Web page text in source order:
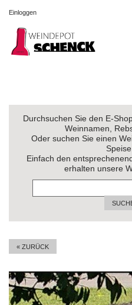
Einloggen
Durchsuchen Sie den E-
Weinnamen,
Oder suchen Sie einen
Einfach den
erhalten unsere
« ZURÜCK